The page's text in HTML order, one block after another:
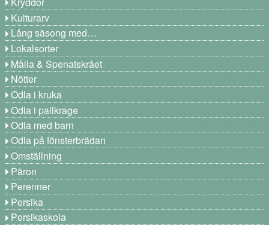
Kulturarv
Lång säsong med…
Lokalsorter
Målla & Spenatskrået
Nötter
Odla i kruka
Odla i pallkrage
Odla med barn
Odla på fönsterbrädan
Omställning
Päron
Perenner
Persika
Persikaskola